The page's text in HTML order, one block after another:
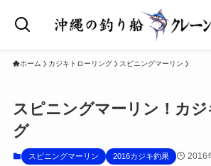
ホーム カジキトローリング スピニングマーリン
スピニングマーリン！カ
グ
スピニングマーリン 2016カジキ釣果 2016